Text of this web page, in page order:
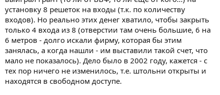
установку 8 решеток на входы (т.к. по количеству
входов). Но реально этих денег хватило, чтобы закрыть
только 4 входа из 8 (отверстии там очень большие, 6 на
6 метров - долго искали фирму, которая бы этим
занялась, а когда нашли - им выставили такой счет, что
мало не показалось). Дело было в 2002 году, кажется - с
тех пор ничего не изменилось, т.е. штольни открыты и
находятся в свободном доступе.